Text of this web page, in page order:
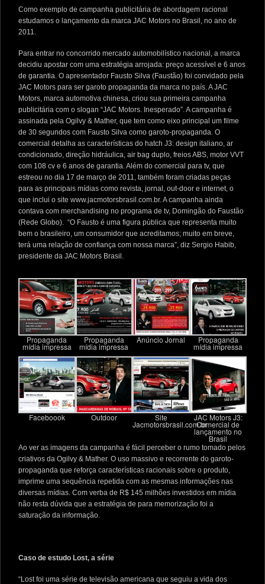
Como exemplo de campanha publicitária de abordagem racional
estudamos o lançamento da marca JAC Motors no Brasil, no ano de
2011.
Para entrar no concorrido mercado automobilístico nacional, a marca
decidiu apostar com uma estratégia arrojada: preço acessível e 6 anos
de garantia. O apresentador Fausto Silva (Faustão) foi convidado pela
JAC Motors para ser garoto propaganda da marca no país. A JAC
Motors, marca automotiva chinesa, criou sua primeira campanha
publicitária com o slogan “JAC Motors. Inesperado”. A campanha é
assinada pela Ogilvy & Mather, que tem como eixo principal um filme
de 30 segundos com Fausto Silva como garoto-propaganda. O
comercial detalha as características do hatch J3: design italiano, ar
condicionado, direção hidráulica, air bag duplo, freios ABS, motor VVT
com 108 cv e 6 anos de garantia. Além do comercial para tv, que
estreou no dia 17 de março de 2011, também foram criadas peças
para as principais mídias como revista, jornal, out-door e internet, o
que inclui o site www.jacmotorsbrasil.com.br. A campanha ainda
contava com merchandising no programa de tv, Domingão do Faustão
(Rede Globo). “O Fausto é uma figura pública que representa muito
bem o brasileiro, um consumidor que acreditamos; muito em breve,
terá uma relação de confiança com nossa marca”, diz Sergio Habib,
presidente da JAC Motors Brasil.
Propaganda
mídia impressa
Propaganda
mídia impressa
Anúncio Jornal Propaganda
mídia impressa
Faceboook Outdoor Site
Jacmotorsbrasil.com.br
JAC Motors J3:
Comercial de
lançamento no
Brasil
Ao ver as imagens da campanha é fácil perceber o rumo tomado pelos
criativos da Ogilvy & Mather. O uso massivo e recorrente do garoto-
propaganda que reforça características racionais sobre o produto,
imprime uma sequência repetida com as mesmas informações nas
diversas mídias. Com verba de R$ 145 milhões investidos em mídia
não resta dúvida que a estratégia de para memorização foi a
saturação da informação.
Caso de estudo Lost, a série
“Lost foi uma série de televisão americana que seguiu a vida dos